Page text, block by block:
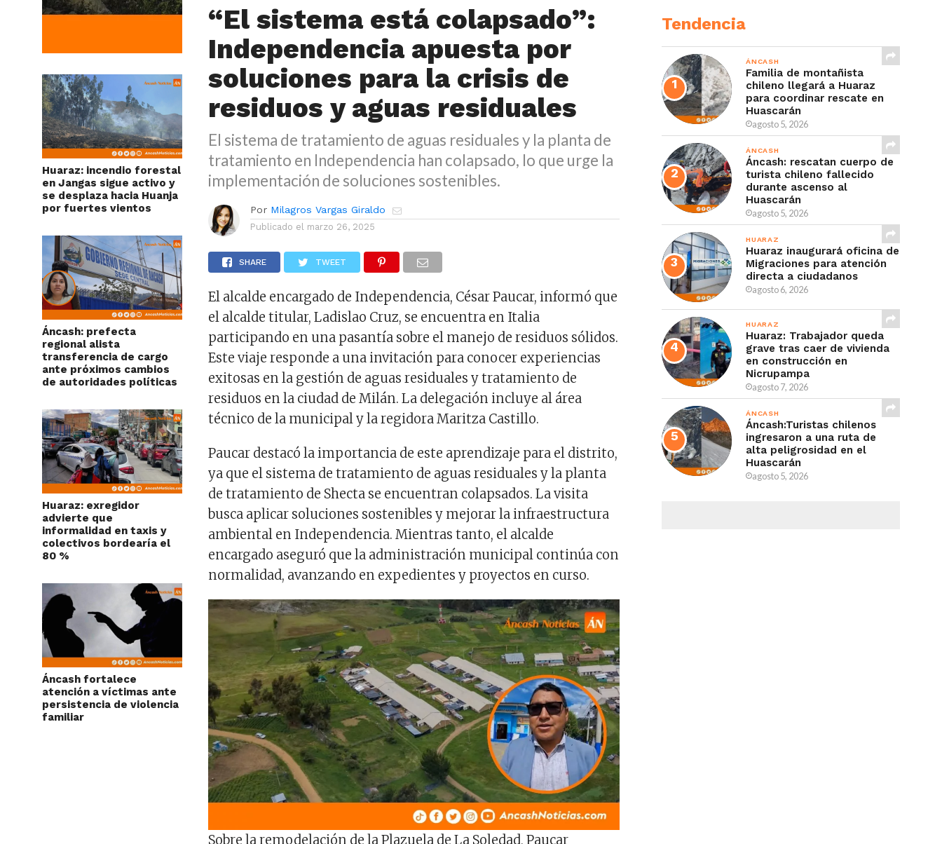
Huaraz: incendio forestal
en Jangas sigue activo y
se desplaza hacia Huanja
por fuertes vientos
Áncash: prefecta
regional alista
transferencia de cargo
ante próximos cambios
de autoridades políticas
Huaraz: exregidor
advierte que
informalidad en taxis y
colectivos bordearía el
80 %
Áncash fortalece
atención a víctimas ante
persistencia de violencia
familiar
“El sistema está colapsado”:
Independencia apuesta por
soluciones para la crisis de
residuos y aguas residuales
El sistema de tratamiento de aguas residuales y la planta de
tratamiento en Independencia han colapsado, lo que urge la
implementación de soluciones sostenibles.
Por Milagros Vargas Giraldo
Publicado el marzo 26, 2025
SHARE TWEET
El alcalde encargado de Independencia, César Paucar, informó que
el alcalde titular, Ladislao Cruz, se encuentra en Italia
participando en una pasantía sobre el manejo de residuos sólidos.
Este viaje responde a una invitación para conocer experiencias
exitosas en la gestión de aguas residuales y tratamiento de
residuos en la ciudad de Milán. La delegación incluye al área
técnico de la municipal y la regidora Maritza Castillo.
Paucar destacó la importancia de este aprendizaje para el distrito,
ya que el sistema de tratamiento de aguas residuales y la planta
de tratamiento de Shecta se encuentran colapsados. La visita
busca aplicar soluciones sostenibles y mejorar la infraestructura
ambiental en Independencia. Mientras tanto, el alcalde
encargado aseguró que la administración municipal continúa con
normalidad, avanzando en expedientes y proyectos en curso.
Sobre la remodelación de la Plazuela de La Soledad, Paucar
Tendencia
ÁNCASH
Familia de montañista
chileno llegará a Huaraz
para coordinar rescate en
Huascarán
agosto 5, 2026
ÁNCASH
Áncash: rescatan cuerpo de
turista chileno fallecido
durante ascenso al
Huascarán
agosto 5, 2026
HUARAZ
Huaraz inaugurará oficina de
Migraciones para atención
directa a ciudadanos
agosto 6, 2026
HUARAZ
Huaraz: Trabajador queda
grave tras caer de vivienda
en construcción en
Nicrupampa
agosto 7, 2026
ÁNCASH
Áncash:Turistas chilenos
ingresaron a una ruta de
alta peligrosidad en el
Huascarán
agosto 5, 2026